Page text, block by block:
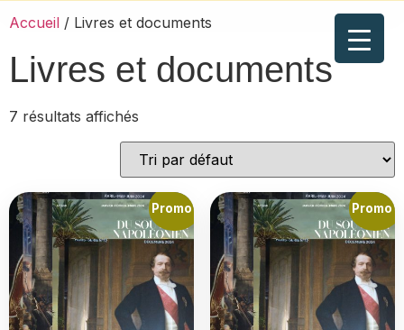
Accueil / Livres et documents
Livres et documents
7 résultats affichés
Promo ! Promo !